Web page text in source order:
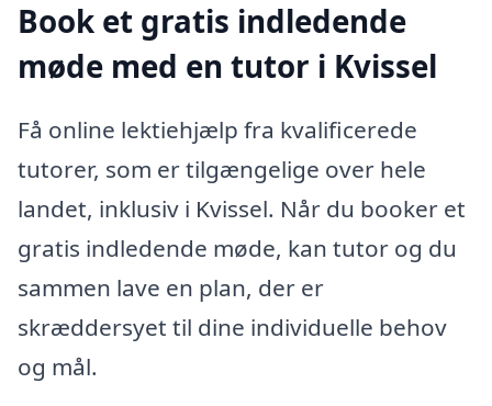
Book et gratis indledende
møde med en tutor i Kvissel
Få online lektiehjælp fra kvalificerede
tutorer, som er tilgængelige over hele
landet, inklusiv i Kvissel. Når du booker et
gratis indledende møde, kan tutor og du
sammen lave en plan, der er
skræddersyet til dine individuelle behov
og mål.